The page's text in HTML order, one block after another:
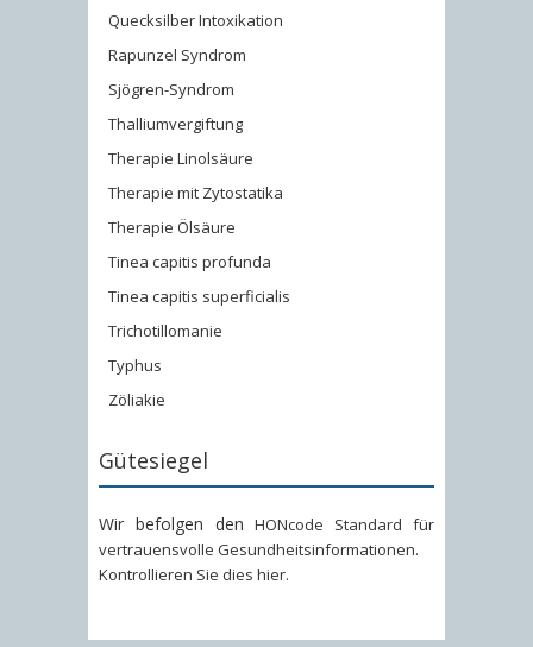
Quecksilber Intoxikation
Rapunzel Syndrom
Sjögren-Syndrom
Thalliumvergiftung
Therapie Linolsäure
Therapie mit Zytostatika
Therapie Ölsäure
Tinea capitis profunda
Tinea capitis superficialis
Trichotillomanie
Typhus
Zöliakie
Gütesiegel
Wir befolgen denHONcode Standard für
vertrauensvolle Gesundheitsinformationen.
Kontrollieren Sie dies hier.